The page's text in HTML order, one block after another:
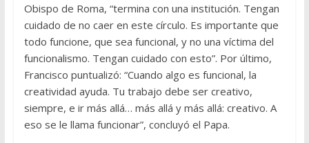
Obispo de Roma, “termina con una institución. Tengan
cuidado de no caer en este círculo. Es importante que
todo funcione, que sea funcional, y no una víctima del
funcionalismo. Tengan cuidado con esto”. Por último,
Francisco puntualizó: “Cuando algo es funcional, la
creatividad ayuda. Tu trabajo debe ser creativo,
siempre, e ir más allá… más allá y más allá: creativo. A
eso se le llama funcionar”, concluyó el Papa.